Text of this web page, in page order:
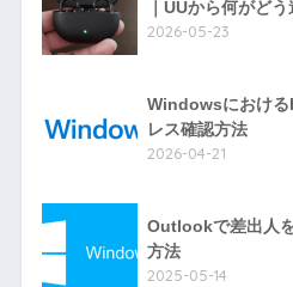
｜UUから何がど
2026-05-23
Windowsにおける
レス確認方法
2026-04-21
Outlookで差出人
方法
2025-05-14